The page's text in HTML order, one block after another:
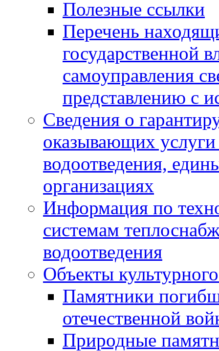
Полезные ссылки
Перечень
государственной
самоуправления
представлению с
Сведения о
оказывающих
водоотведения,
организациях
Информация по
системам
водоотведения
Объекты
Памятники
отечественной
Природные